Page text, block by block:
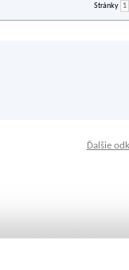
Stránky 1
Ďalšie